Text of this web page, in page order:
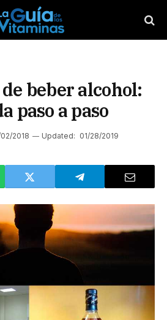
beber alcohol:
paso a paso
2018 Updated: 01/28/2019